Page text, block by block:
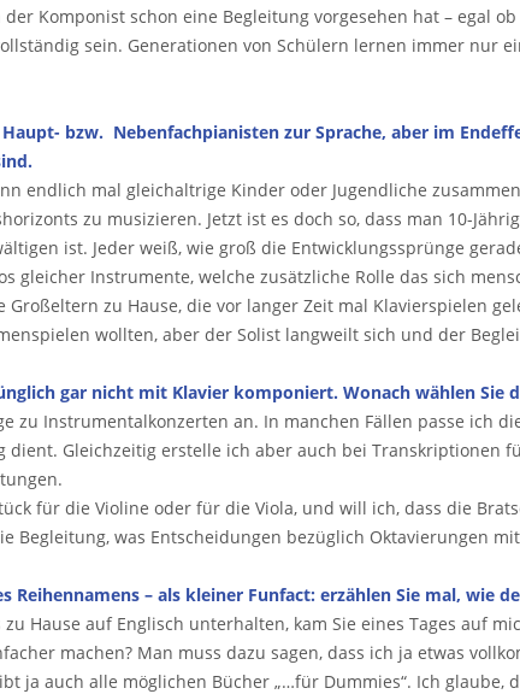
der Komponist schon eine Begleitung vorgesehen hat – egal
sein. Generationen von Schülern lernen immer nur
bzw. Nebenfachpianisten zur Sprache, aber im
endlich mal gleichaltrige Kinder oder Jugendliche
zu musizieren. Jetzt ist es doch so, dass man 10-
ist. Jeder weiß, wie groß die Entwicklungssprünge
gleicher Instrumente, welche zusätzliche Rolle das sich
Großeltern zu Hause, die vor langer Zeit mal Klavierspielen
wollten, aber der Solist langweilt sich und der
gar nicht mit Klavier komponiert. Wonach wählen Sie
zu Instrumentalkonzerten an. In manchen Fällen passe ich
dient. Gleichzeitig erstelle ich aber auch bei
für die Violine oder für die Viola, und will ich, dass die
Begleitung, was Entscheidungen bezüglich Oktavierungen
Reihennamens – als kleiner Funfact: erzählen Sie mal, wie
Hause auf Englisch unterhalten, kam Sie eines Tages auf
machen? Man muss dazu sagen, dass ich ja etwas
ja auch alle möglichen Bücher „…für Dummies“. Ich